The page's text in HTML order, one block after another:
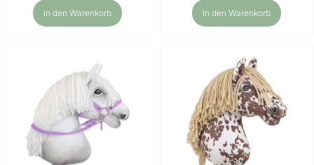
In den Warenkorb In den Warenkorb